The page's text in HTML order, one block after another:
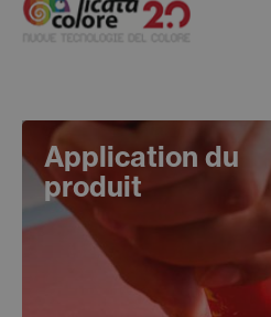
Application du
produit